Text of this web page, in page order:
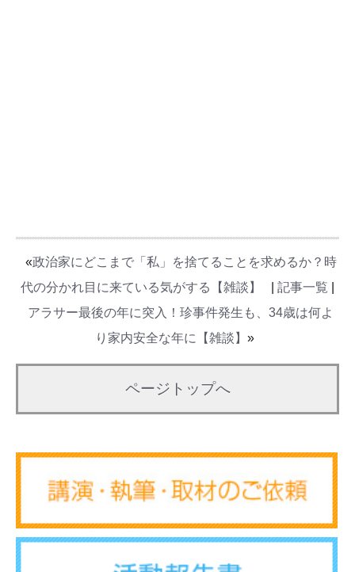
«政治家にどこまで「私」を捨てることを求めるか？時
代の分かれ目に来ている気がする【雑談】
記事一覧
アラサー最後の年に突入！珍事件発生も、34歳は何よ
り家内安全な年に【雑談】 »
ページトップへ